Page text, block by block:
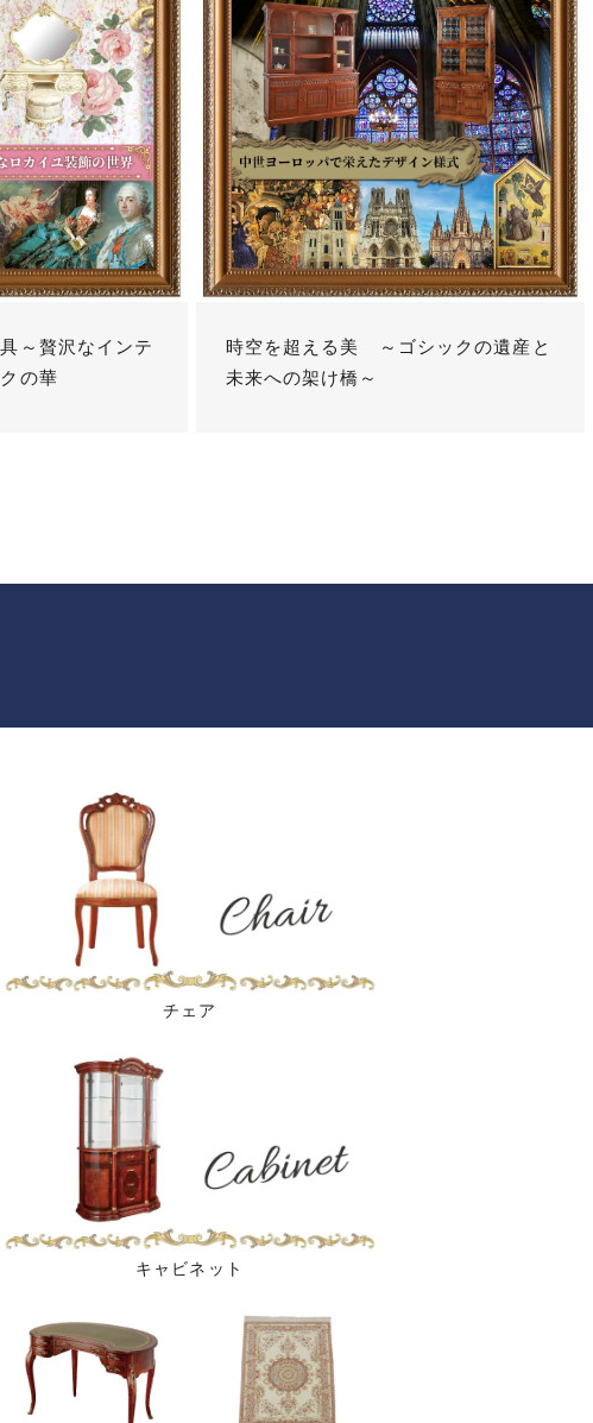
～贅沢なインテ
の華
時空を超える美 ～ゴシックの遺産と
未来への架け橋～
チェア
キャビネット